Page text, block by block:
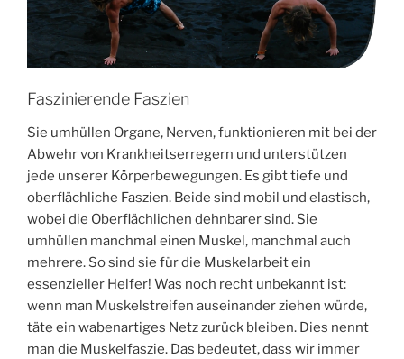
Faszinierende Faszien
Sie umhüllen Organe, Nerven, funktionieren mit bei der
Abwehr von Krankheitserregern und unterstützen
jede unserer Körperbewegungen. Es gibt tiefe und
oberflächliche Faszien. Beide sind mobil und elastisch,
wobei die Oberflächlichen dehnbarer sind. Sie
umhüllen manchmal einen Muskel, manchmal auch
mehrere. So sind sie für die Muskelarbeit ein
essenzieller Helfer! Was noch recht unbekannt ist:
wenn man Muskelstreifen auseinander ziehen würde,
täte ein wabenartiges Netz zurück bleiben. Dies nennt
man die Muskelfaszie. Das bedeutet, dass wir immer